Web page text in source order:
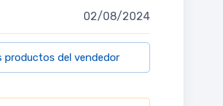
02/08/2024
productos del vendedor